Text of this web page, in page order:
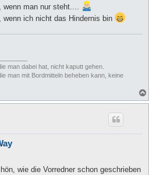
man nur steht....
wenn ich nicht das Hindernis bin
man dabei hat, nicht kaputt gehen.
man mit Bordmitteln beheben kann, keine
wie die Vorredner schon geschrieben